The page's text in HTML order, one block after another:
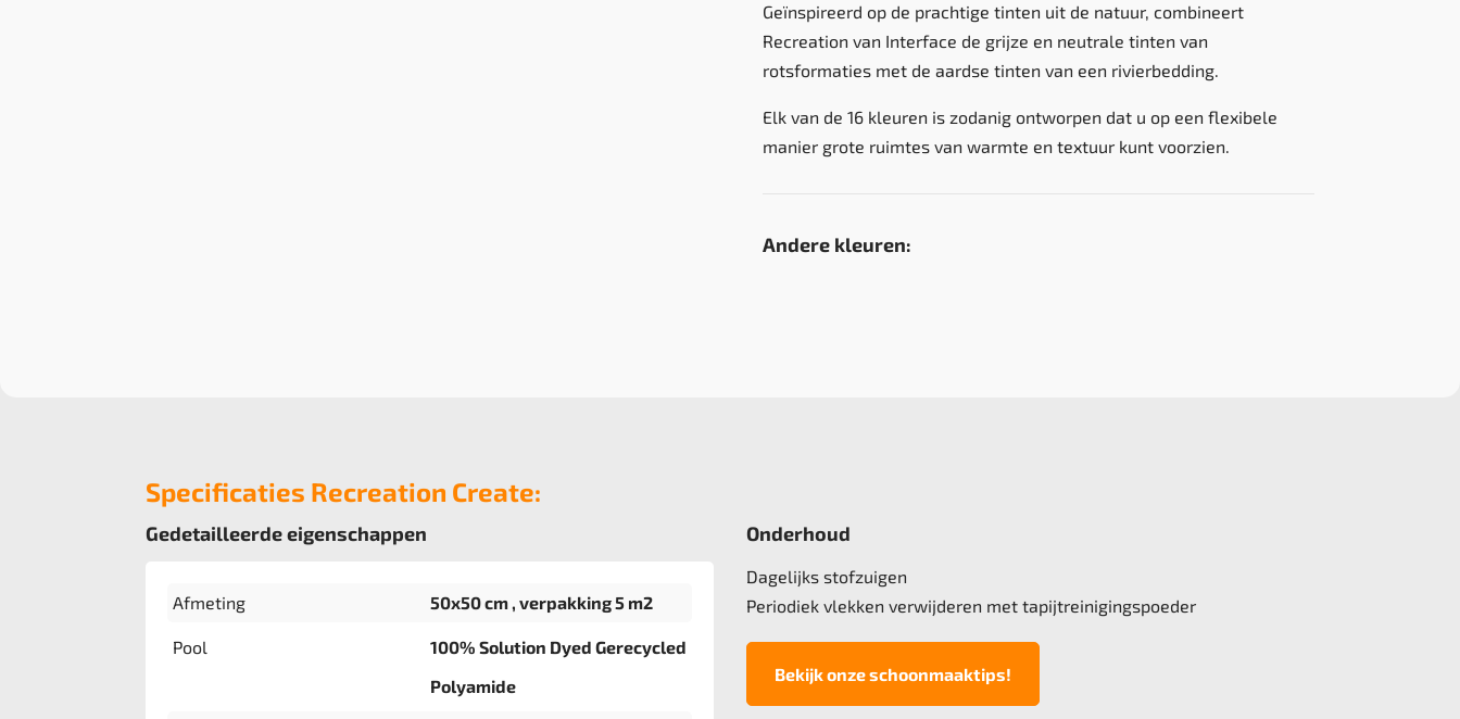
Geïnspireerd op de prachtige tinten uit de natuur, combineert
Recreation van Interface de grijze en neutrale tinten van
rotsformaties met de aardse tinten van een rivierbedding.
Elk van de 16 kleuren is zodanig ontworpen dat u op een flexibele
manier grote ruimtes van warmte en textuur kunt voorzien.
Andere kleuren:
Specificaties Recreation Create:
Gedetailleerde eigenschappen
Afmeting 50x50 cm , verpakking 5 m2
Pool
100% Solution Dyed Gerecycled
Polyamide
Onderhoud
Dagelijks stofzuigen
Periodiek vlekken verwijderen met tapijtreinigingspoeder
Bekijk onze schoonmaaktips!